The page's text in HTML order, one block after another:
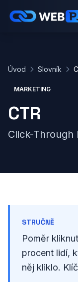
Úvod Slovník
MARKETING
CTR
Click-Through
STRUČNĚ
Poměr
procent lidí,
něj kliklo.